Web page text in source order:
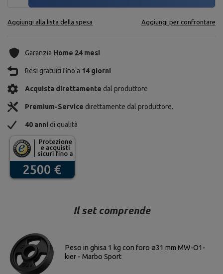
Aggiungi alla lista della spesa Aggiungi per confrontare
Garanzia Home 24 mesi
Resi gratuiti fino a 14 giorni
Acquista direttamente dal produttore
Premium-Service direttamente dal produttore.
40 anni di qualità
Il set comprende
Peso in ghisa 1 kg con foro ø31 mm MW-O1-
kier - Marbo Sport